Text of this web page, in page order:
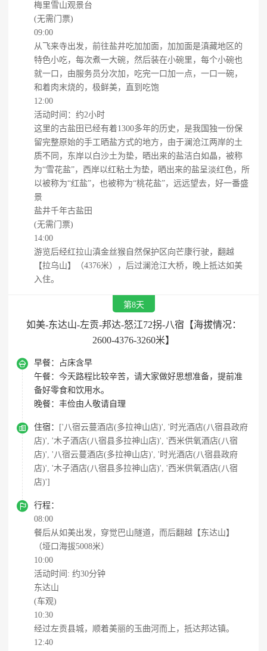
梅里雪山观景台
(无需门票)
09:00
从飞来寺出发，前往盐井吃加加面，加加面是滇藏地区的
特色小吃，每次煮一大碗，然后装在小碗里，每个小碗也
就一口，由服务员分次加，吃完一口加一点，一口一碗，
和着肉末烧的，极鲜美，直到吃饱
12:00
活动时间：约2小时
这里的古盐田已经有着1300多年的历史，是我国独一份保
留完整原始的手工晒盐方式的地方，由于澜沧江两岸的土
质不同，东岸以白沙土为垫，晒出来的盐洁白如晶，被称
为“雪花盐”，西岸以红粘土为垫，晒出来的盐呈淡红色，所
以被称为“红盐”，也被称为“桃花盐”，远远望去，好一番盛
景
盐井千年古盐田
(无需门票)
14:00
游览后经红拉山滇金丝猴自然保护区向芒康行驶，翻越
【拉乌山】（4376米），后过澜沧江大桥，晚上抵达如美
入住。
第8天
如美-东达山-左贡-邦达-怒江72拐-八宿【海拔情况：
2600-4376-3260米】
 早餐：
占床含早
午餐： 今天路程比较辛苦，请大家做好思想准备，提前准
备好零食和饮用水。
晚餐： 丰俭由人敬请自理
 住宿：
['八宿云蔓酒店(多拉神山店)', '时光酒店(八宿县政府
店)', '木子酒店(八宿县多拉神山店)', '西米供氧酒店(八宿
店)', '八宿云蔓酒店(多拉神山店)', '时光酒店(八宿县政府
店)', '木子酒店(八宿县多拉神山店)', '西米供氧酒店(八宿
店)']

行程：
08:00
餐后从如美出发，穿觉巴山隧道，而后翻越【东达山】
（垭口海拔5008米）
10:00
活动时间: 约30分钟
东达山
(车观)
10:30
经过左贡县城，顺着美丽的玉曲河而上，抵达邦达镇。
12:40